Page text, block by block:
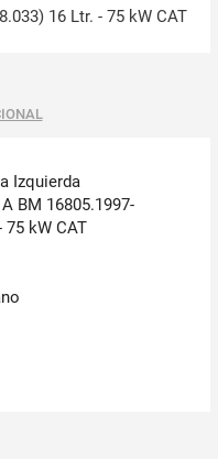
16 Ltr. - 75 kW CAT
Izquierda
BM 16805.1997-
75 kW CAT